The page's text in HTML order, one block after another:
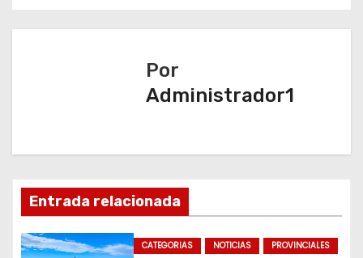
g
n
d
Por
Administrador1
Entrada relacionada
CATEGORIAS NOTICIAS PROVINCIALES